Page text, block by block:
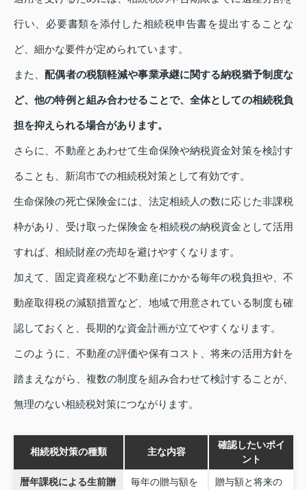
行い、必要書類を添付した相続税申告書を提出することな
ど、細かな要件が定められています。
また、配偶者の税額軽減や事業承継に関する納税猶予制度な
ど、他の特例と組み合わせることで、全体としての相続税負
担を抑えられる場合があります。
さらに、不動産とあわせて生命保険や納税資金対策を検討す
ることも、新潟市での相続税対策として有効です。
生命保険の死亡保険金には、法定相続人の数に応じた非課税
枠があり、受け取った保険金を相続税の納税資金として活用
すれば、相続財産の売却を避けやすくなります。
加えて、固定資産税など不動産にかかる毎年の税負担や、不
動産取得税の減額措置など、地域で用意されている制度も確
認しておくと、長期的な資金計画が立てやすくなります。
このように、不動産の評価や保有コスト、将来の活用方針を
踏まえながら、複数の制度を組み合わせて検討することが、
無理のない相続税対策につながります。
相続税対策の種類 主な内容
確認したいポイ
ント
暦年課税による生前贈
毎年の贈与額を
贈与額と将来の